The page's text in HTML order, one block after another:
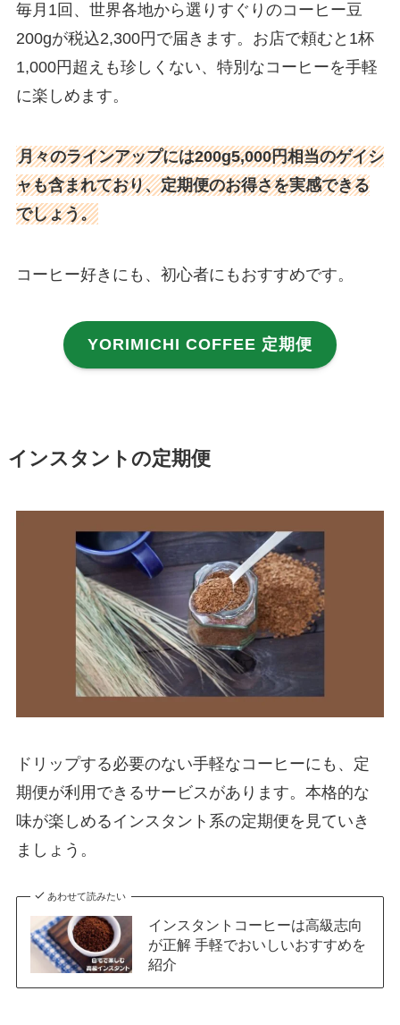
毎月1回、世界各地から選りすぐりのコーヒー豆
200gが税込2,300円で届きます。お店で頼むと1杯
1,000円超えも珍しくない、特別なコーヒーを手軽
に楽しめます。
月々のラインアップには200g5,000円相当のゲイシ
ャも含まれており、定期便のお得さを実感できる
でしょう。
コーヒー好きにも、初心者にもおすすめです。
YORIMICHI COFFEE 定期便
インスタントの定期便
ドリップする必要のない手軽なコーヒーにも、定
期便が利用できるサービスがあります。本格的な
味が楽しめるインスタント系の定期便を見ていき
ましょう。
あわせて読みたい
インスタントコーヒーは高級志向
が正解 手軽でおいしいおすすめを
紹介